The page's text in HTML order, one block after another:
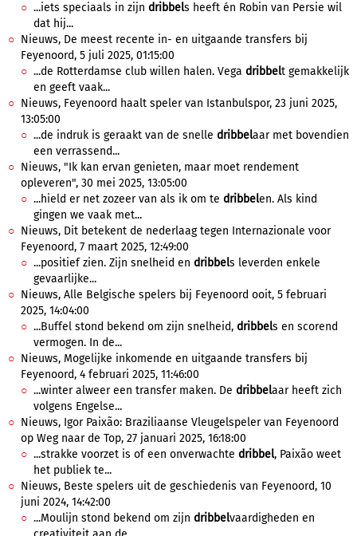
...iets speciaals in zijn dribbels heeft én Robin van Persie wil
dat hij...
Nieuws, De meest recente in- en uitgaande transfers bij
Feyenoord, 5 juli 2025, 01:15:00
...de Rotterdamse club willen halen. Vega dribbelt gemakkelijk
en geeft vaak...
Nieuws, Feyenoord haalt speler van Istanbulspor, 23 juni 2025,
13:05:00
...de indruk is geraakt van de snelle dribbelaar met bovendien
een verrassend...
Nieuws, "Ik kan ervan genieten, maar moet rendement
opleveren", 30 mei 2025, 13:05:00
...hield er net zozeer van als ik om te dribbelen. Als kind
gingen we vaak met...
Nieuws, Dit betekent de nederlaag tegen Internazionale voor
Feyenoord, 7 maart 2025, 12:49:00
...positief zien. Zijn snelheid en dribbels leverden enkele
gevaarlijke...
Nieuws, Alle Belgische spelers bij Feyenoord ooit, 5 februari
2025, 14:04:00
...Buffel stond bekend om zijn snelheid, dribbels en scorend
vermogen. In de...
Nieuws, Mogelijke inkomende en uitgaande transfers bij
Feyenoord, 4 februari 2025, 11:46:00
...winter alweer een transfer maken. De dribbelaar heeft zich
volgens Engelse...
Nieuws, Igor Paixão: Braziliaanse Vleugelspeler van Feyenoord
op Weg naar de Top, 27 januari 2025, 16:18:00
...strakke voorzet is of een onverwachte dribbel, Paixão weet
het publiek te...
Nieuws, Beste spelers uit de geschiedenis van Feyenoord, 10
juni 2024, 14:42:00
...Moulijn stond bekend om zijn dribbelvaardigheden en